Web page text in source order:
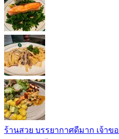
ร้านสวย บรรยากาศดีมาก เจ้า